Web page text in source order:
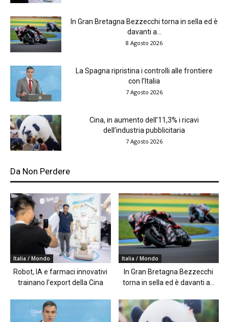
In Gran Bretagna Bezzecchi torna in sella ed è
davanti a...
8 Agosto 2026
La Spagna ripristina i controlli alle frontiere
con l’Italia
7 Agosto 2026
Cina, in aumento dell’11,3% i ricavi
dell’industria pubblicitaria
7 Agosto 2026
Da Non Perdere
Italia / Mondo
Robot, IA e farmaci innovativi
trainano l’export della Cina
Italia / Mondo
In Gran Bretagna Bezzecchi
torna in sella ed è davanti a...